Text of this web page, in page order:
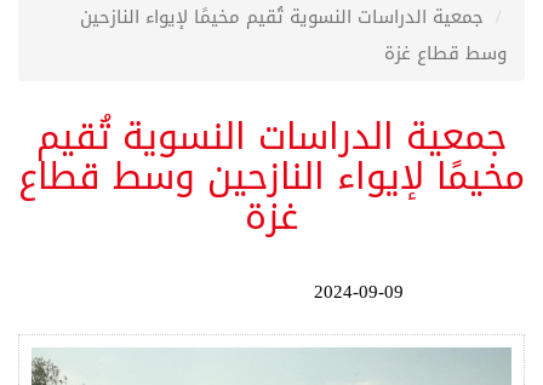
جمعية الدراسات النسوية تُقيم مخيمًا لإيواء النازحين
وسط قطاع غزة
جمعية الدراسات النسوية تُقيم
مخيمًا لإيواء النازحين وسط قطاع
غزة
2024-09-09